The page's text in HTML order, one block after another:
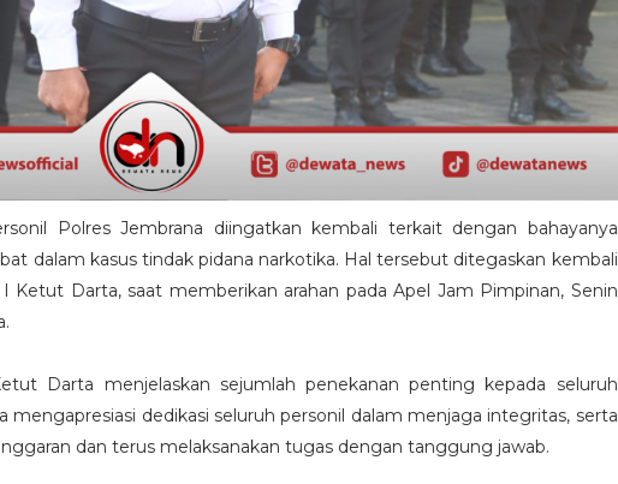
Polres Jembrana diingatkan kembali terkait dengan bahayanya
dalam kasus tindak pidana narkotika. Hal tersebut ditegaskan kembali
Ketut Darta, saat memberikan arahan pada Apel Jam Pimpinan, Senin
Darta menjelaskan sejumlah penekanan penting kepada seluruh
mengapresiasi dedikasi seluruh personil dalam menjaga integritas, serta
dan terus melaksanakan tugas dengan tanggung jawab.